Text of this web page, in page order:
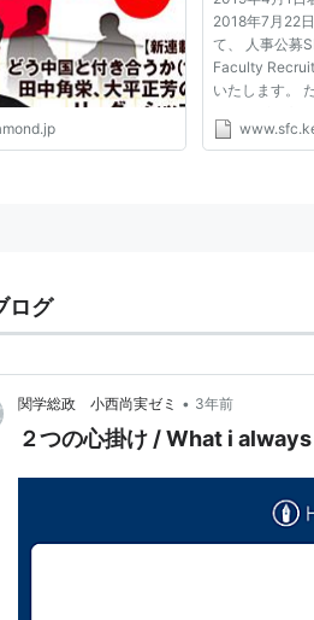
た学問体系が模索されている。
氏
2018年7月22
て、 人事公募
Faculty
いたします。
をありがとう
後の人事公募
ログ
関学総政 小西尚実ゼミ • 3年前
２つの心掛け / What i